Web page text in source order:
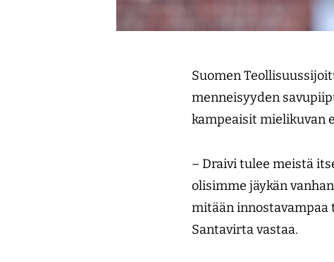
Suomen
menneisyyden
kampeaisit mielikuvan
– Draivi tulee meistä
olisimme jäykän
mitään innostavampaa
Santavirta vastaa.